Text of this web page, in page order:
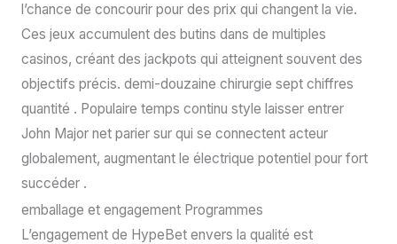
l’chance de concourir pour des prix qui changent la vie.
Ces jeux accumulent des butins dans de multiples
casinos, créant des jackpots qui atteignent souvent des
objectifs précis. demi-douzaine chirurgie sept chiffres
quantité . Populaire temps continu style laisser entrer
John Major net parier sur qui se connectent acteur
globalement, augmentant le électrique potentiel pour fort
succéder .
emballage et engagement Programmes
L’engagement de HypeBet envers la qualité est